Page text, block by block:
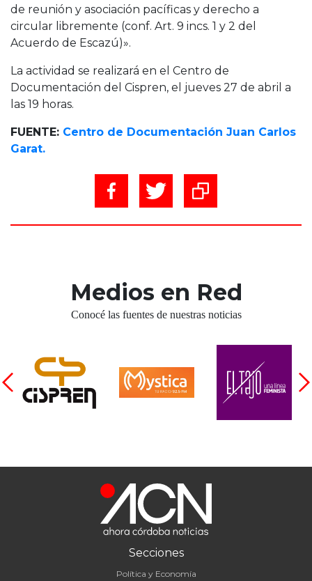
de reunión y asociación pacíficas y derecho a
circular libremente (conf. Art. 9 incs. 1 y 2 del
Acuerdo de Escazú)».
La actividad se realizará en el Centro de
Documentación del Cispren, el jueves 27 de abril a
las 19 horas.
FUENTE: Centro de Documentación Juan Carlos
Garat.
Medios en Red
Conocé las fuentes de nuestras noticias
Secciones
Política y Economía